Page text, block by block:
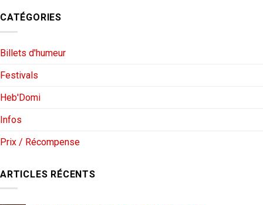
CATÉGORIES
Billets d'humeur
Festivals
Heb'Domi
Infos
Prix / Récompense
ARTICLES RÉCENTS